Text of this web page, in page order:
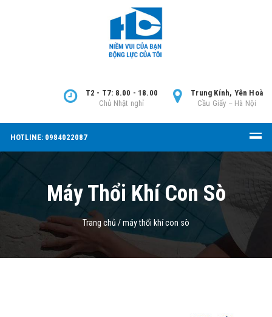
Trung Kính, Yên Hoà
Cầu Giấy – Hà Nội
T2 - T7: 8.00 - 18.00
Chủ Nhật nghỉ
HOTLINE: 0984022087
Máy Thổi Khí Con Sò
Trang chủ /máy thổi khí con sò